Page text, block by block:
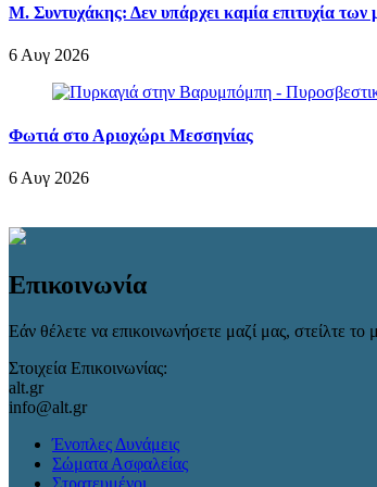
Μ. Συντυχάκης: Δεν υπάρχει καμία επιτυχία
6 Αυγ 2026
Φωτιά στο Αριοχώρι Μεσσηνίας
6 Αυγ 2026
Επικοινωνία
Εάν θέλετε να επικοινωνήσετε μαζί μας, στείλτε το
Στοιχεία Επικοινωνίας:
alt.gr
info@alt.gr
Ένοπλες Δυνάμεις
Σώματα Ασφαλείας
Στρατευμένοι